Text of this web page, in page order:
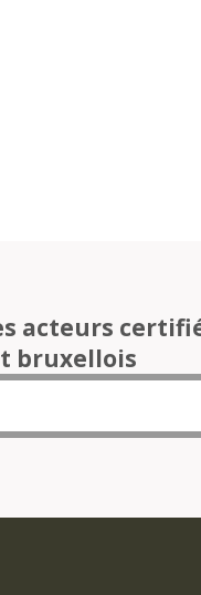
acteurs
bruxellois